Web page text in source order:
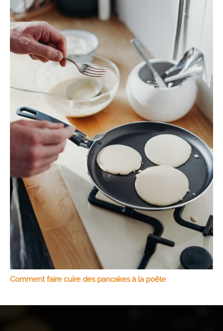
Comment faire cuire des pancakes à la poêle